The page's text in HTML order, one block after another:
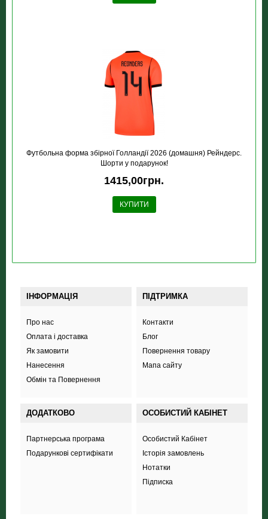
Футбольна форма збірної Голландії 2026 (домашня) Рейндерс.
Шорти у подарунок!
1415,00грн.
КУПИТИ
ІНФОРМАЦІЯ
Про нас
Оплата і доставка
Як замовити
Нанесення
Обмін та Повернення
ПІДТРИМКА
Контакти
Блог
Повернення товару
Мапа сайту
ДОДАТКОВО
Партнерська програма
Подарункові сертифікати
ОСОБИСТИЙ КАБІНЕТ
Особистий Кабінет
Історія замовлень
Нотатки
Підписка